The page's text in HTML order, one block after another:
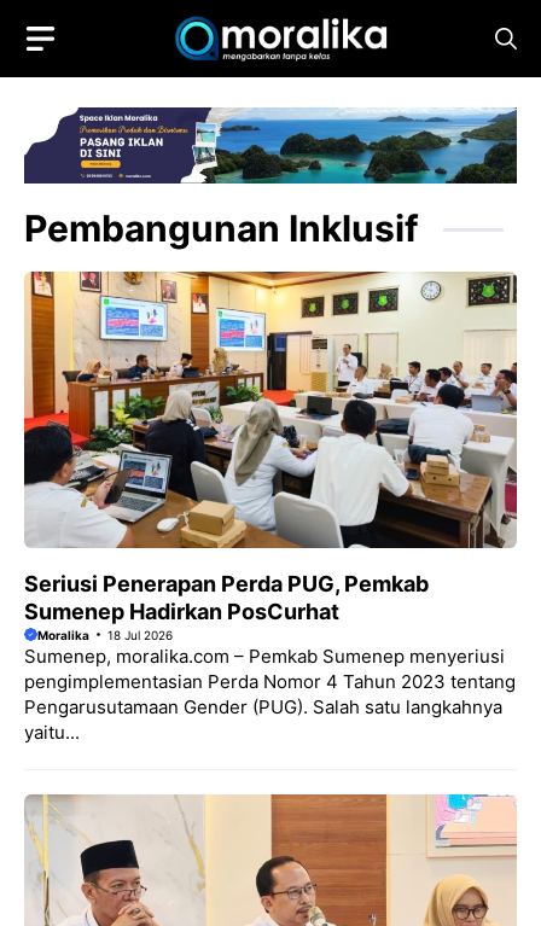
content
Pembangunan Inklusif
Seriusi Penerapan Perda PUG, Pemkab
Sumenep Hadirkan PosCurhat
Moralika 18 Jul 2026
Sumenep, moralika.com – Pemkab Sumenep menyeriusi
pengimplementasian Perda Nomor 4 Tahun 2023 tentang
Pengarusutamaan Gender (PUG). Salah satu langkahnya
yaitu...